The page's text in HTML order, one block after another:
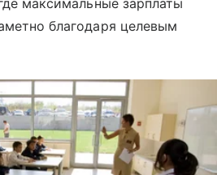
благодаря целевым